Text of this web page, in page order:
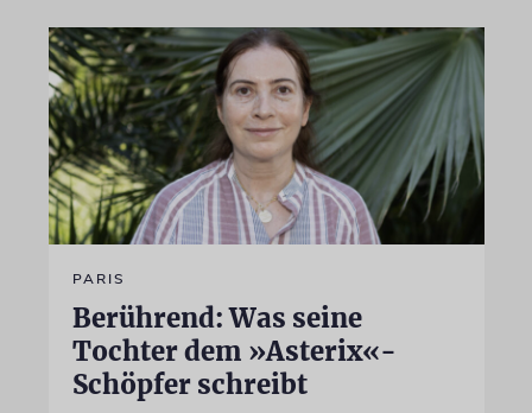
PARIS
Berührend: Was seine
Tochter dem »Asterix«-
Schöpfer schreibt